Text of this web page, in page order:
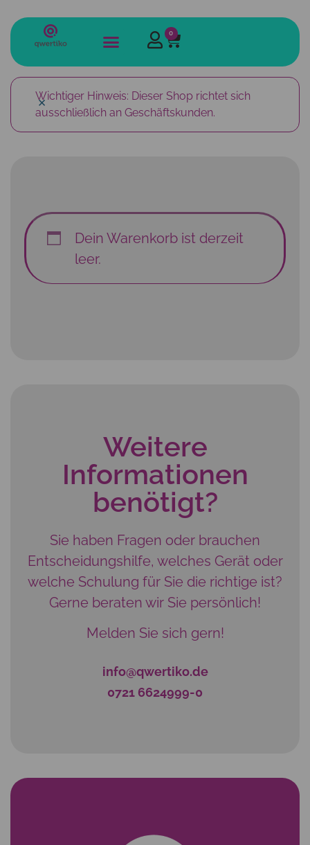
0
Wichtiger Hinweis: Dieser Shop richtet sich
ausschließlich an Geschäftskunden.
×
Dein Warenkorb ist derzeit
leer.
Weitere
Informationen
benötigt?
Sie haben Fragen oder brauchen
Entscheidungshilfe, welches Gerät oder
welche Schulung für Sie die richtige ist?
Gerne beraten wir Sie persönlich!
Melden Sie sich gern!
info@qwertiko.de
0721 6624999-0